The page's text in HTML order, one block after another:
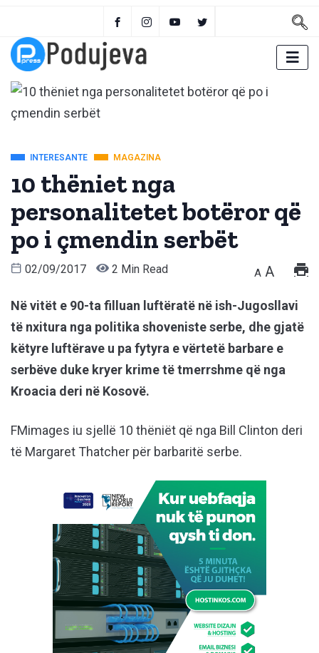
INTERESANTE MAGAZINA
10 thëniet nga
personalitetet botëror që
po i çmendin serbët
02/09/2017 2 Min Read A A
Në vitët e 90-ta filluan luftëratë në ish-Jugosllavi
të nxitura nga politika shoveniste serbe, dhe gjatë
këtyre luftërave u pa fytyra e vërtetë barbare e
serbëve duke kryer krime të tmerrshme që nga
Kroacia deri në Kosovë.
FMimages iu sjellë 10 thëniët që nga Bill Clinton deri
të Margaret Thatcher për barbaritë serbe.